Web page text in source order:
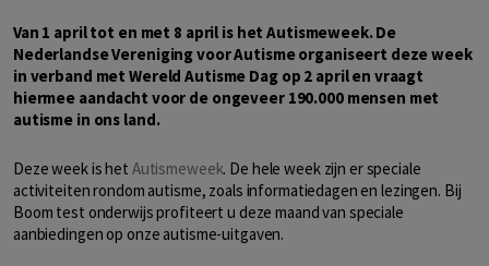
Van 1 april tot en met 8 april is het Autismeweek. De
Nederlandse Vereniging voor Autisme organiseert deze week
in verband met Wereld Autisme Dag op 2 april en vraagt
hiermee aandacht voor de ongeveer 190.000 mensen met
autisme in ons land.
Deze week is het Autismeweek. De hele week zijn er speciale
activiteiten rondom autisme, zoals informatiedagen en lezingen. Bij
Boom test onderwijs profiteert u deze maand van speciale
aanbiedingen op onze autisme-uitgaven.